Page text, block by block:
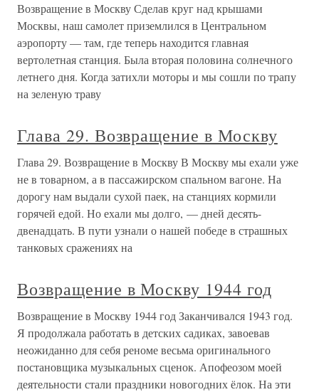
Возвращение в Москву Сделав круг над крышами
Москвы, наш самолет приземлился в Центральном
аэропорту — там, где теперь находится главная
вертолетная станция. Была вторая половина солнечного
летнего дня. Когда затихли моторы и мы сошли по трапу
на зеленую траву
Глава 29. Возвращение в Москву
Глава 29. Возвращение в Москву В Москву мы ехали уже
не в товарном, а в пассажирском спальном вагоне. На
дорогу нам выдали сухой паек, на станциях кормили
горячей едой. Но ехали мы долго, — дней десять-
двенадцать. В пути узнали о нашей победе в страшных
танковых сражениях на
Возвращение в Москву 1944 год
Возвращение в Москву 1944 год Заканчивался 1943 год.
Я продолжала работать в детских садиках, завоевав
неожиданно для себя реноме весьма оригинального
постановщика музыкальных сценок. Апофеозом моей
деятельности стали праздники новогодних ёлок. На эти